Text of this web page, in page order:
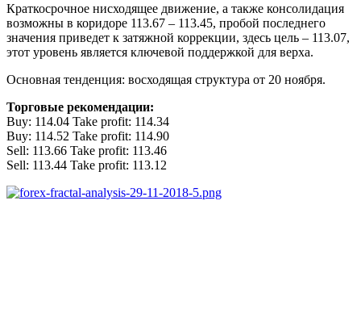
Краткосрочное нисходящее движение, а также консолидация
возможны в коридоре 113.67 – 113.45, пробой последнего
значения приведет к затяжной коррекции, здесь цель – 113.07,
этот уровень является ключевой поддержкой для верха.
Основная тенденция: восходящая структура от 20 ноября.
Торговые рекомендации:
Buy: 114.04 Take profit: 114.34
Buy: 114.52 Take profit: 114.90
Sell: 113.66 Take profit: 113.46
Sell: 113.44 Take profit: 113.12